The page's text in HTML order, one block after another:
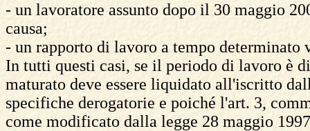
- un lavoratore assunto dopo il 30 maggio
causa;
- un rapporto di lavoro a tempo determinato
In tutti questi casi, se il periodo di lavoro è
maturato deve essere liquidato all'iscritto
specifiche derogatorie e poiché l'art. 3,
come modificato dalla legge 28 maggio